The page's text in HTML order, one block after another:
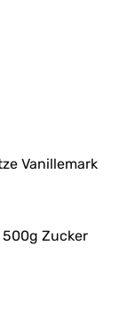
Vanillemark
Zucker